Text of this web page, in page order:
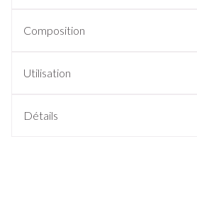
Composition
Utilisation
Détails